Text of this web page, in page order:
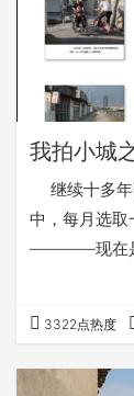
我拍小城
继续十多年
中，每月选
————现在
3322点热度